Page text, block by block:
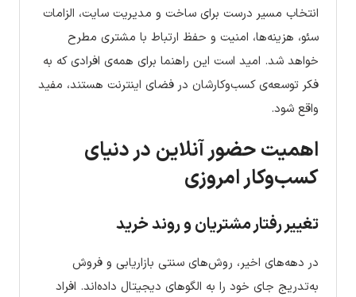
انتخاب مسیر درست برای ساخت و مدیریت سایت، الزامات
سئو، هزینه‌ها، امنیت و حفظ ارتباط با مشتری مطرح
خواهد شد. امید است این راهنما برای همه‌ی افرادی که به
فکر توسعه‌ی کسب‌وکارشان در فضای اینترنت هستند، مفید
واقع شود.
اهمیت حضور آنلاین در دنیای
کسب‌وکار امروزی
تغییر رفتار مشتریان و روند خرید
در دهه‌های اخیر، روش‌های سنتی بازاریابی و فروش
به‌تدریج جای خود را به الگوهای دیجیتال داده‌اند. افراد